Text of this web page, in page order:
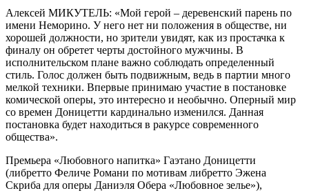
Алексей МИКУТЕЛЬ: «Мой герой – деревенский парень по
имени Неморино. У него нет ни положения в обществе, ни
хорошей должности, но зрители увидят, как из простачка к
финалу он обретет черты достойного мужчины. В
исполнительском плане важно соблюдать определенный
стиль. Голос должен быть подвижным, ведь в партии много
мелкой техники. Впервые принимаю участие в постановке
комической оперы, это интересно и необычно. Оперный мир
со времен Доницетти кардинально изменился. Данная
постановка будет находиться в ракурсе современного
общества».
Премьера «Любовного напитка» Гаэтано Доницетти
(либретто Феличе Романи по мотивам либретто Эжена
Скриба для оперы Даниэля Обера «Любовное зелье»),